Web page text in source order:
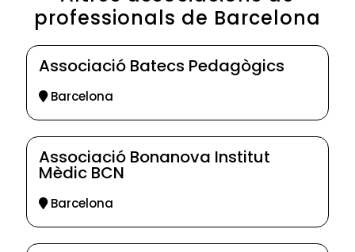
professionals de Barcelona
Associació Batecs Pedagògics
Barcelona
Associació Bonanova Institut
Mèdic BCN
Barcelona